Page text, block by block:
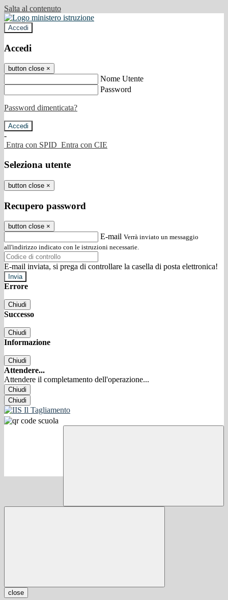
Salta al contenuto
Accedi
Accedi
button close ×
Nome Utente
Password
Password dimenticata?
-
Entra con SPID Entra con CIE
Seleziona utente
button close ×
Recupero password
button close ×
E-mail Verrà inviato un messaggio
all'indirizzo indicato con le istruzioni necessarie.
E-mail inviata, si prega di controllare la casella di posta elettronica!
Errore
Chiudi
Successo
Chiudi
Informazione
Chiudi
Attendere...
Attendere il completamento dell'operazione...
Chiudi
Chiudi
close